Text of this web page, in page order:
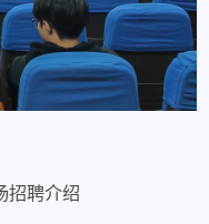
招聘介绍